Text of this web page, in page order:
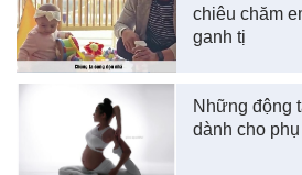
chiêu chăm
ganh tị
Những động
dành cho